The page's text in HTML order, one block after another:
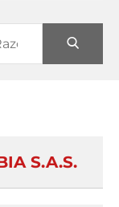
S.A.S.